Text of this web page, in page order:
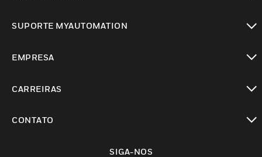
SUPORTE MYAUTOMATION
EMPRESA
CARREIRAS
CONTATO
SIGA-NOS